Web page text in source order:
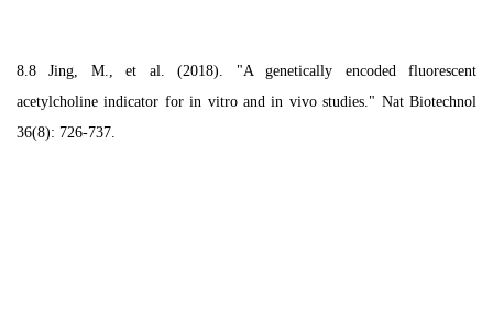
8.8 Jing, M., et al. (2018). "A genetically encoded fluorescent
acetylcholine indicator for in vitro and in vivo studies." Nat Biotechnol
36(8): 726-737.